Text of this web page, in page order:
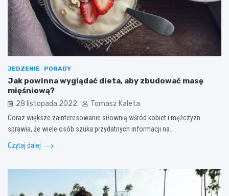
JEDZENIE PORADY
Jak powinna wyglądać dieta, aby zbudować masę
mięśniową?
28 listopada 2022 Tomasz Kaleta
Coraz większe zainteresowanie siłownią wśród kobiet i mężczyzn
sprawia, że wiele osób szuka przydatnych informacji na…
Czytaj dalej